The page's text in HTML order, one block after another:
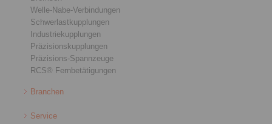
Welle-Nabe-Verbindungen
Schwerlastkupplungen
Industriekupplungen
Präzisionskupplungen
Präzisions-Spannzeuge
RCS® Fernbetätigungen
Branchen
Service